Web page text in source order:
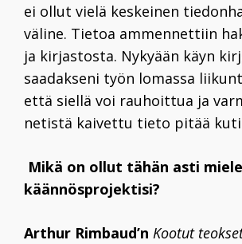
ei ollut vielä keskeinen
väline. Tietoa ammennettiin
ja kirjastosta. Nykyään käyn
saadakseni työn lomassa
että siellä voi rauhoittua ja
netistä kaivettu tieto pitää
Mikä on ollut tähän asti
käännösprojektisi?
Arthur Rimbaud’n Kootut